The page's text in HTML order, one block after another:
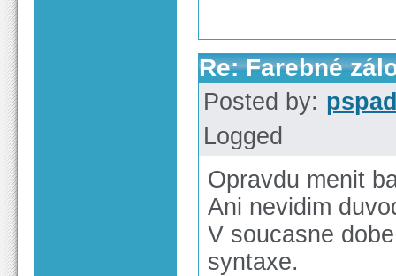
Re: Farebné
Posted by:
Logged
Opravdu menit
Ani nevidim
V soucasne
syntaxe.